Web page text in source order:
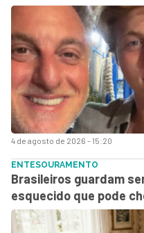
4 de agosto de 2026 - 15:20
ENTESOURAMENTO
Brasileiros guardam
esquecido que pode